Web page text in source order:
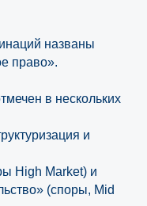
названы
право».
в нескольких
и
High Market) и
(споры, Mid